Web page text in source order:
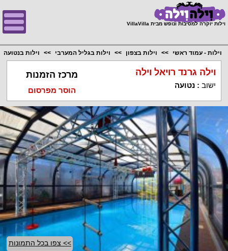
וילות יוקרה למסיבות ונופש מבית VillaVilla
וילות - עמוד ראשי וילות בצפון וילות בגליל המערבי וילות בנטועה
וילה גרנד רויאל וילה
ישוב :נטועה
מרכז הזמנות
הוסר מפרסום
>> צפו בכל התמונות